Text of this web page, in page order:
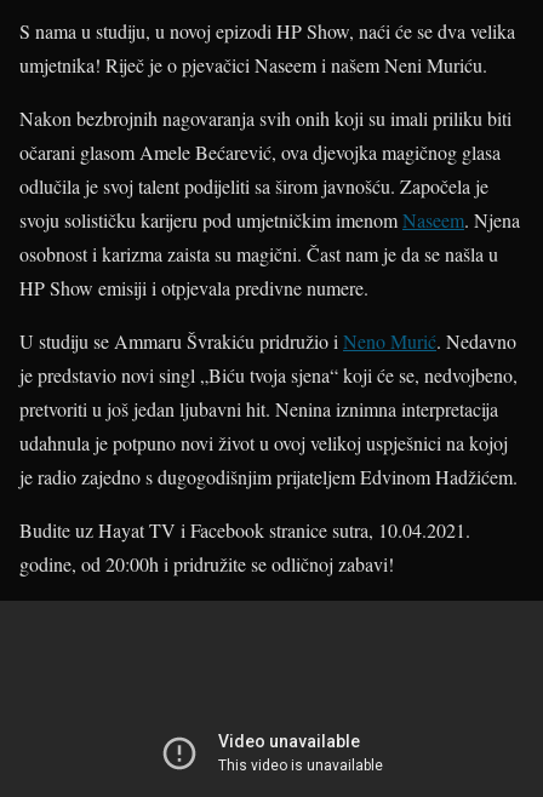
S nama u studiju, u novoj epizodi HP Show, naći će se dva velika
umjetnika! Riječ je o pjevačici Naseem i našem Neni Muriću.
Nakon bezbrojnih nagovaranja svih onih koji su imali priliku biti
očarani glasom Amele Bećarević, ova djevojka magičnog glasa
odlučila je svoj talent podijeliti sa širom javnošću. Započela je
svoju solističku karijeru pod umjetničkim imenomNaseem. Njena
osobnost i karizma zaista su magični. Čast nam je da se našla u
HP Show emisiji i otpjevala predivne numere.
U studiju se Ammaru Švrakiću pridružio i Neno Murić. Nedavno
je predstavio novi singl „Biću tvoja sjena“ koji će se, nedvojbeno,
pretvoriti u još jedan ljubavni hit. Nenina iznimna interpretacija
udahnula je potpuno novi život u ovoj velikoj uspješnici na kojoj
je radio zajedno s dugogodišnjim prijateljem Edvinom Hadžićem.
Budite uz Hayat TV i Facebook stranice sutra, 10.04.2021.
godine, od 20:00h i pridružite se odličnoj zabavi!